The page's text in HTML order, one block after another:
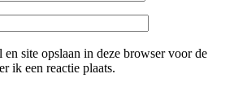
site opslaan in deze browser voor de
ik een reactie plaats.